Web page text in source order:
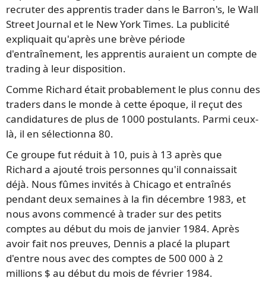
recruter des apprentis trader dans le Barron's, le Wall
Street Journal et le New York Times. La publicité
expliquait qu'après une brève période
d'entraînement, les apprentis auraient un compte de
trading à leur disposition.
Comme Richard était probablement le plus connu des
traders dans le monde à cette époque, il reçut des
candidatures de plus de 1000 postulants. Parmi ceux-
là, il en sélectionna 80.
Ce groupe fut réduit à 10, puis à 13 après que
Richard a ajouté trois personnes qu'il connaissait
déjà. Nous fûmes invités à Chicago et entraînés
pendant deux semaines à la fin décembre 1983, et
nous avons commencé à trader sur des petits
comptes au début du mois de janvier 1984. Après
avoir fait nos preuves, Dennis a placé la plupart
d'entre nous avec des comptes de 500 000 à 2
millions $ au début du mois de février 1984.